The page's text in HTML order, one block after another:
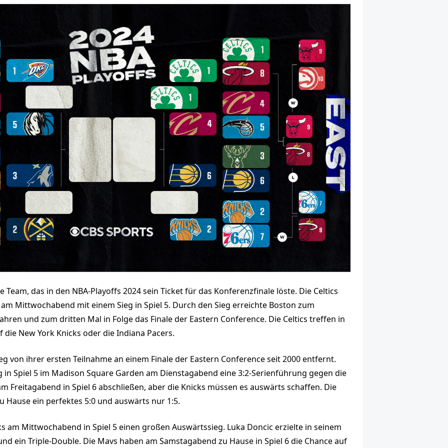
Team, das in den NBA-Playoffs 2024 sein Ticket für das Konferenzfinale löste. Die Celtics
Mittwochabend mit einem Sieg in Spiel 5. Durch den Sieg erreichte Boston zum
und zum dritten Mal in Folge das Finale der Eastern Conference. Die Celtics treffen in
New York Knicks oder die Indiana Pacers.
von ihrer ersten Teilnahme an einem Finale der Eastern Conference seit 2000 entfernt.
in Spiel 5 im Madison Square Garden am Dienstagabend eine 3:2-Serienführung gegen die
Freitagabend in Spiel 6 abschließen, aber die Knicks müssen es auswärts schaffen. Die
Hause ein perfektes 5:0 und auswärts nur 1:5.
am Mittwochabend in Spiel 5 einen großen Auswärtssieg. Luka Doncic erzielte in seinem
ein Triple-Double. Die Mavs haben am Samstagabend zu Hause in Spiel 6 die Chance auf